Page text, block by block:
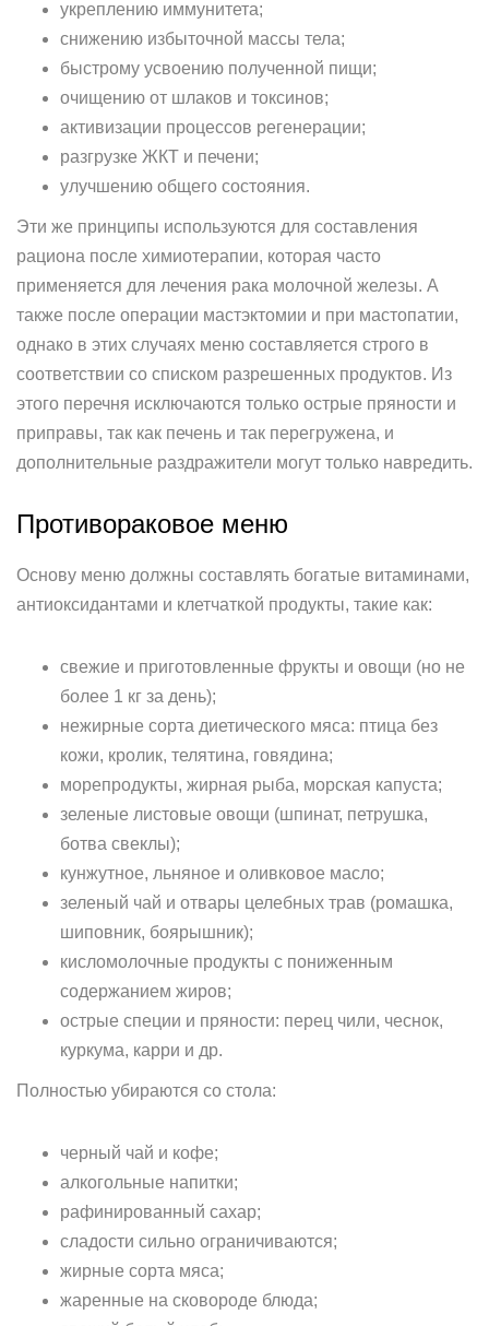
укреплению иммунитета;
снижению избыточной массы тела;
быстрому усвоению полученной пищи;
очищению от шлаков и токсинов;
активизации процессов регенерации;
разгрузке ЖКТ и печени;
улучшению общего состояния.
Эти же принципы используются для составления
рациона после химиотерапии, которая часто
применяется для лечения рака молочной железы. А
также после операции мастэктомии и при мастопатии,
однако в этих случаях меню составляется строго в
соответствии со списком разрешенных продуктов. Из
этого перечня исключаются только острые пряности и
приправы, так как печень и так перегружена, и
дополнительные раздражители могут только навредить.
Противораковое меню
Основу меню должны составлять богатые витаминами,
антиоксидантами и клетчаткой продукты, такие как:
свежие и приготовленные фрукты и овощи (но не
более 1 кг за день);
нежирные сорта диетического мяса: птица без
кожи, кролик, телятина, говядина;
морепродукты, жирная рыба, морская капуста;
зеленые листовые овощи (шпинат, петрушка,
ботва свеклы);
кунжутное, льняное и оливковое масло;
зеленый чай и отвары целебных трав (ромашка,
шиповник, боярышник);
кисломолочные продукты с пониженным
содержанием жиров;
острые специи и пряности: перец чили, чеснок,
куркума, карри и др.
Полностью убираются со стола:
черный чай и кофе;
алкогольные напитки;
рафинированный сахар;
сладости сильно ограничиваются;
жирные сорта мяса;
жаренные на сковороде блюда;